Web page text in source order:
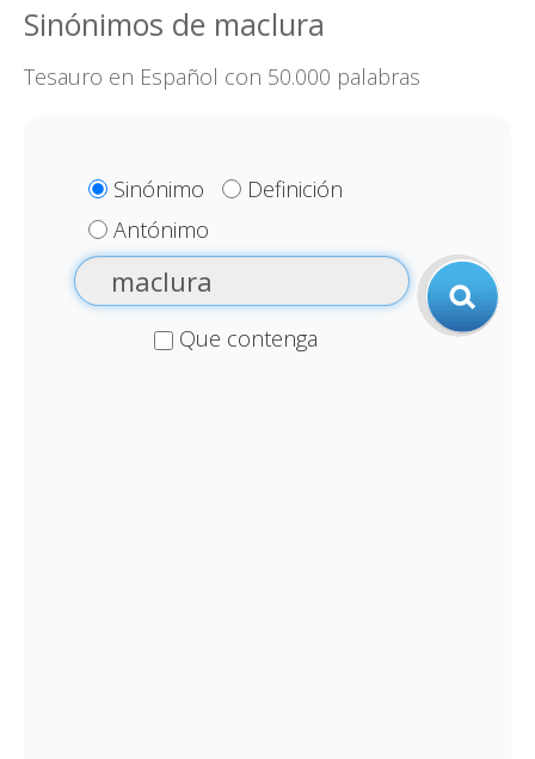
Sinónimos de maclura
Tesauro en Español con 50.000 palabras
Sinónimo
Definición
Antónimo
Que contenga